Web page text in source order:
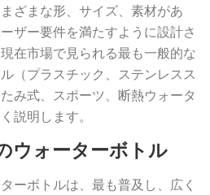
ざまな形、サイズ、素材があ
ザー要件を満たすように設計さ
在市場で見られる最も一般的な
（プラスチック、ステンレスス
み式、スポーツ、断熱ウォータ
説明します。
ウォーターボトル
ーボトルは、最も普及し、広く